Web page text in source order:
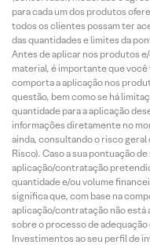
para cada um dos produtos
todos os clientes possam ter
das quantidades e limites da
Antes de aplicar nos produtos
material, é importante que
comporta a aplicação nos
questão, bem como se há
quantidade para a aplicação
informações diretamente no
ainda, consultando o risco
Risco). Caso a sua pontuação
aplicação/contratação
quantidade e/ou volume
significa que, com base na
aplicação/contratação não está
sobre o processo de
Investimentos ao seu perfil de